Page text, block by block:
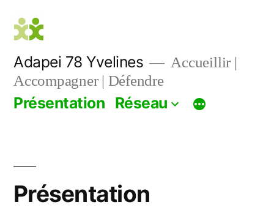
contenu
Adapei 78 Yvelines
Accueillir |
Accompagner | Défendre
Présentation Réseau
Présentation